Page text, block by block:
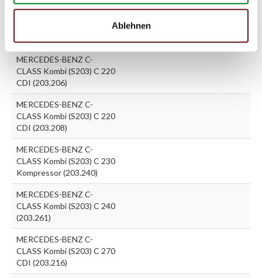
Ablehnen
CLASS Kombi (S203) C 200
MERCEDES-BENZ C-
CLASS Kombi (S203) C 220
CDI (203.206)
MERCEDES-BENZ C-
CLASS Kombi (S203) C 220
CDI (203.208)
MERCEDES-BENZ C-
CLASS Kombi (S203) C 230
Kompressor (203.240)
MERCEDES-BENZ C-
CLASS Kombi (S203) C 240
(203.261)
MERCEDES-BENZ C-
CLASS Kombi (S203) C 270
CDI (203.216)